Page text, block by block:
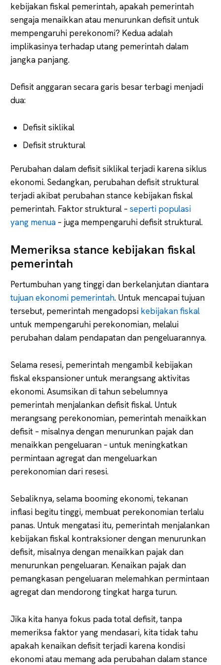
kebijakan fiskal pemerintah, apakah pemerintah
sengaja menaikkan atau menurunkan defisit untuk
mempengaruhi perekonomi? Kedua adalah
implikasinya terhadap utang pemerintah dalam
jangka panjang.
Defisit anggaran secara garis besar terbagi menjadi
dua:
Defisit siklikal
Defisit struktural
Perubahan dalam defisit siklikal terjadi karena siklus
ekonomi. Sedangkan, perubahan defisit struktural
terjadi akibat perubahan stance kebijakan fiskal
pemerintah. Faktor struktural – seperti populasi
yang menua – juga mempengaruhi defisit struktural.
Memeriksa stance kebijakan fiskal
pemerintah
Pertumbuhan yang tinggi dan berkelanjutan diantara
tujuan ekonomi pemerintah. Untuk mencapai tujuan
tersebut, pemerintah mengadopsi kebijakan fiskal
untuk mempengaruhi perekonomian, melalui
perubahan dalam pendapatan dan pengeluarannya.
Selama resesi, pemerintah mengambil kebijakan
fiskal ekspansioner untuk merangsang aktivitas
ekonomi. Asumsikan di tahun sebelumnya
pemerintah menjalankan defisit fiskal. Untuk
merangsang perekonomian, pemerintah menaikkan
defisit – misalnya dengan menurunkan pajak dan
menaikkan pengeluaran – untuk meningkatkan
permintaan agregat dan mengeluarkan
perekonomian dari resesi.
Sebaliknya, selama booming ekonomi, tekanan
inflasi begitu tinggi, membuat perekonomian terlalu
panas. Untuk mengatasi itu, pemerintah menjalankan
kebijakan fiskal kontraksioner dengan menurunkan
defisit, misalnya dengan menaikkan pajak dan
menurunkan pengeluaran. Kenaikan pajak dan
pemangkasan pengeluaran melemahkan permintaan
agregat dan mendorong tingkat harga turun.
Jika kita hanya fokus pada total defisit, tanpa
memeriksa faktor yang mendasari, kita tidak tahu
apakah kenaikan defisit terjadi karena kondisi
ekonomi atau memang ada perubahan dalam stance